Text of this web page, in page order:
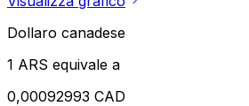
Dollaro canadese
1 ARS equivale a
0,00092993 CAD